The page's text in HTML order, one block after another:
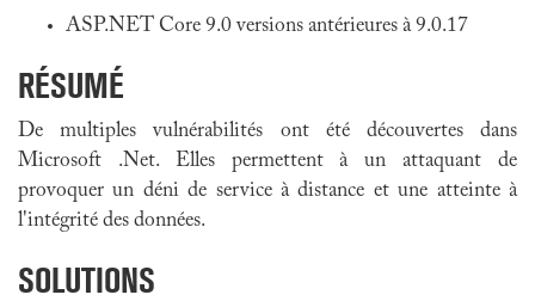
ASP.NET Core 9.0 versions antérieures à 9.0.17
RÉSUMÉ
De multiples vulnérabilités ont été découvertes dans
Microsoft .Net. Elles permettent à un attaquant de
provoquer un déni de service à distance et une atteinte à
l'intégrité des données.
SOLUTIONS